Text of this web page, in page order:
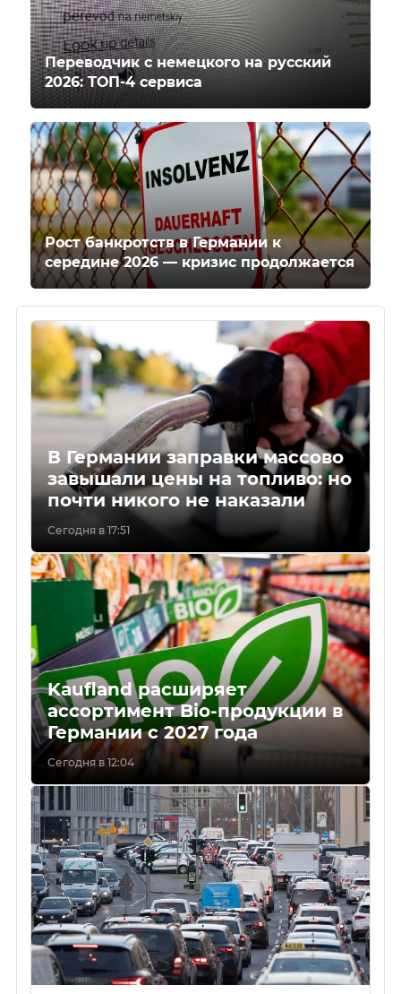
Переводчик с немецкого на русский
2026: ТОП-4 сервиса
Рост банкротств в Германии к
середине 2026 — кризис продолжается
В Германии заправки массово
завышали цены на топливо: но
почти никого не наказали
Сегодня в 17:51
Kaufland расширяет
ассортимент Bio-продукции в
Германии с 2027 года
Сегодня в 12:04